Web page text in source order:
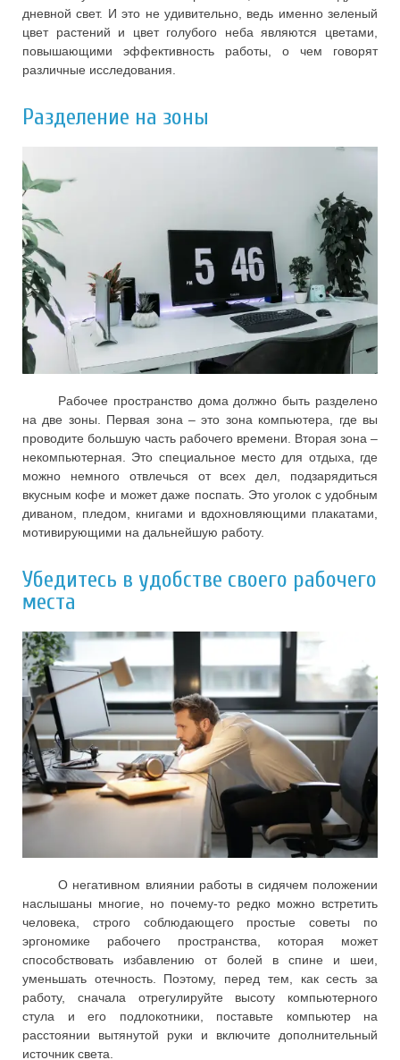
дневной свет. И это не удивительно, ведь именно зеленый
цвет растений и цвет голубого неба являются цветами,
повышающими эффективность работы, о чем говорят
различные исследования.
Разделение на зоны
Рабочее пространство дома должно быть разделено
на две зоны. Первая зона – это зона компьютера, где вы
проводите большую часть рабочего времени. Вторая зона –
некомпьютерная. Это специальное место для отдыха, где
можно немного отвлечься от всех дел, подзарядиться
вкусным кофе и может даже поспать. Это уголок с удобным
диваном, пледом, книгами и вдохновляющими плакатами,
мотивирующими на дальнейшую работу.
Убедитесь в удобстве своего рабочего
места
О негативном влиянии работы в сидячем положении
наслышаны многие, но почему-то редко можно встретить
человека, строго соблюдающего простые советы по
эргономике рабочего пространства, которая может
способствовать избавлению от болей в спине и шеи,
уменьшать отечность. Поэтому, перед тем, как сесть за
работу, сначала отрегулируйте высоту компьютерного
стула и его подлокотники, поставьте компьютер на
расстоянии вытянутой руки и включите дополнительный
источник света.